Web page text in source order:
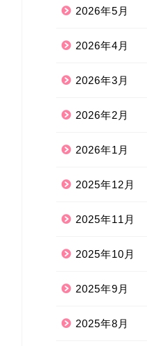
2026年5月
2026年4月
2026年3月
2026年2月
2026年1月
2025年12月
2025年11月
2025年10月
2025年9月
2025年8月